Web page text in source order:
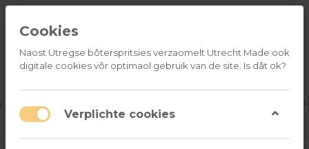
PRODUCTEN
RELATIEGESCHENKEN
ONS
Cookies
Naost Utregse bôterspritsies verzaomelt Utrecht Made ook
digitale cookies vôr optimaol gebruik van de site. Is dât ok?
Verplichte cookies